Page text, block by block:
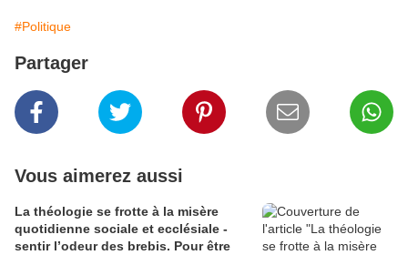
#Politique
Partager
Vous aimerez aussi
La théologie se frotte à la misère
quotidienne sociale et ecclésiale -
sentir l’odeur des brebis. Pour être